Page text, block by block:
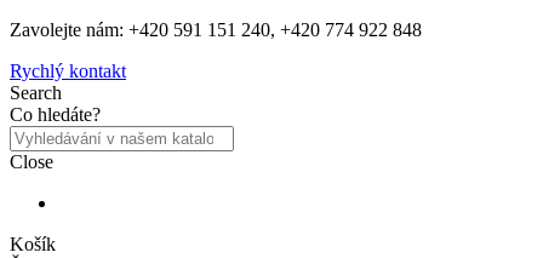
Zavolejte nám: +420 591 151 240, +420 774 922 848
Rychlý kontakt
Search
Co hledáte?
Close
Košík